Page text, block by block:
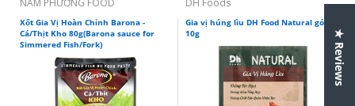
NAM PHƯƠNG FOOD
Xốt Gia Vị Hoàn Chỉnh Barona -
Cá/Thịt Kho 80g(Barona sauce for
Simmered Fish/Fork)
DH Foods
Gia vị húng lìu DH Food Natural gói
10g
★ Reviews